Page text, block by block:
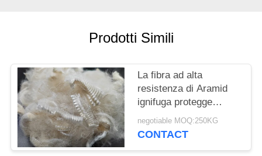
DEL
SITO
PRIVACY
POLICY
Prodotti Simili
La fibra ad alta
resistenza di Aramid
ignifuga protegge
l'abbigliamento
negotiable MOQ:250KG
CONTACT